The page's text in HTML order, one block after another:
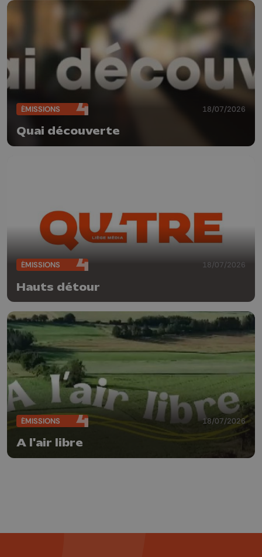
ÉMISSIONS 18/07/2026
Quai découverte
ÉMISSIONS 18/07/2026
Hauts détour
ÉMISSIONS 18/07/2026
A l'air libre